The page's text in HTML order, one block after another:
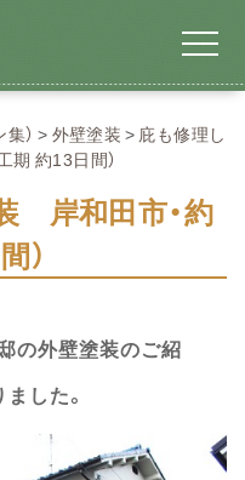
） 外壁塗装
庇も修理し
約13日間）
岸和田市・約
）
外壁塗装のご紹
した。